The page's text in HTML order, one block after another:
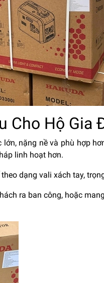
Cho Hộ Gia
nặng nề và phù hợp
linh hoạt hơn.
dạng vali xách tay,
ra ban công, hoặc